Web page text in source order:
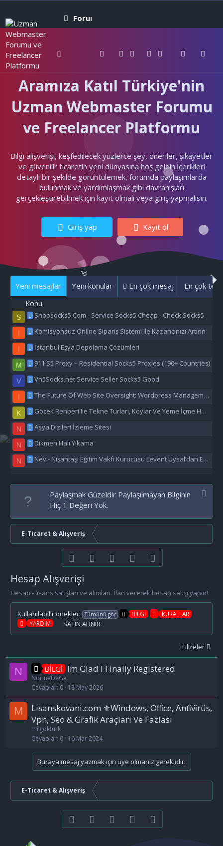
Forumlar
Aramıza Katıl Türkiye'nin
Uzman Webmaster Forumu
ve Freelancer Platformu
Bilgi alışverişi, keşfedilecek yüzlerce şey, öneriler, şikayetler
ve güvenilir ticaretin yeni dünyasına hoş geldin.İçerikleri
detaylı bir şekilde görüntülemek, forumda paylaşımlarda
bulunmak ve yardımlaşmak gibi davranışları
gerçekleştirebilmek için kayıt olmalı veya giriş yapmalısın.
Giriş yap Kayıt ol
Yeni mesajlar Yeni konular En çok mesaj En çok
Konu
S Shopsocks5.Com - Service Socks5 Cheap - Check Socks5
I Komisyonsuz Online Sipariş Sistemi Ile Kazancınızı Artırın
I İstanbul Eşya Depolama Çözümleri
M 911 S5 Proxy – Residential Socks5 Proxies (190+ Countries)
V Vn5Socks.net Service Seller Socks5 Good
I The Future Of Web Site Oversight: Wordpress Management Aı
K Göcek Rehberi Ile Tekne Turları, Koylar Ve Yeme İçme Hakkında Eşsiz Bilgiler
N Asya Dizileri İzleme Sitesi
N Dikmen Halı Yıkama
N Nev - Nişantaşı Eğitim Vakfı Kurucusu Levent Uysal’dan Eğitime Büyük Destek
Paylaşmak Güzeldir Paylaşılmayan Bilginin
Hiç 1 Değeri Yok.
E-Ticaret & Alışveriş
FacebookTwitter youtubeBize ulaşın
Hesap Alışverişi
Hesap - lisans satışları ve alımları. İlan vererek hesap satışı yapın!
Kullanılabilir önekler: Tümünü gör BİLGİ
KURALLAR
YARDIM
SATIN ALINIR
Filtreler
N BİLGİ Im Glad I Finally Registered
NorineDeGa
Cevaplar 0 18 May 2026
M
Lisanskovani.com ⚜️Wi̇ndows, Offi̇ce, Anti̇vi̇rüs,
Vpn, Seo & Grafi̇k Araçları Ve Fazlası
mrgokturk
Cevaplar 0 16 Mar 2024
Buraya mesaj yazmak için üye olmanız gereklidir.
E-Ticaret & Alışveriş
FacebookTwitter youtubeBize ulaşın